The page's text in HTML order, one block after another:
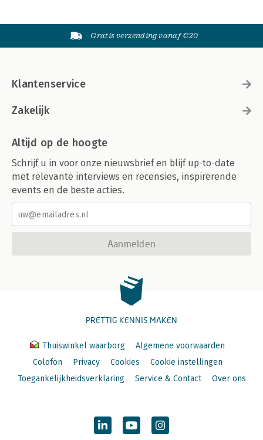
Gratis verzending vanaf €20
Klantenservice
Zakelijk
Altijd op de hoogte
Schrijf u in voor onze nieuwsbrief en blijf up-to-date
met relevante interviews en recensies, inspirerende
events en de beste acties.
Aanmelden
PRETTIG KENNIS MAKEN
Thuiswinkel waarborg
Algemene voorwaarden
Colofon
Privacy Cookies
Cookie instellingen
Toegankelijkheidsverklaring
Service & Contact Over ons